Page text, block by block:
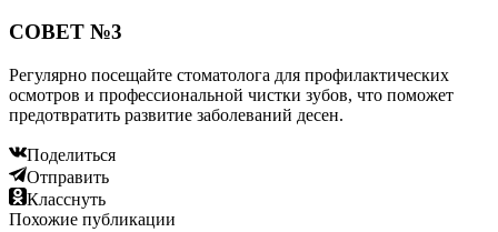
СОВЕТ №3
Регулярно посещайте стоматолога для профилактических
осмотров и профессиональной чистки зубов, что поможет
предотвратить развитие заболеваний десен.
Поделиться
Отправить
Класснуть
Похожие публикации